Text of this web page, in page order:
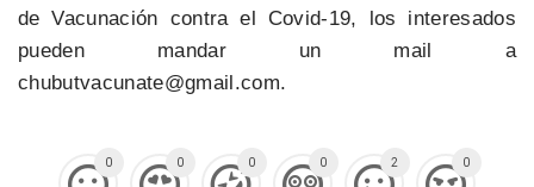
de Vacunación contra el Covid-19, los interesados
pueden mandar un mail a
chubutvacunate@gmail.com.
0 0 0 0 2 0